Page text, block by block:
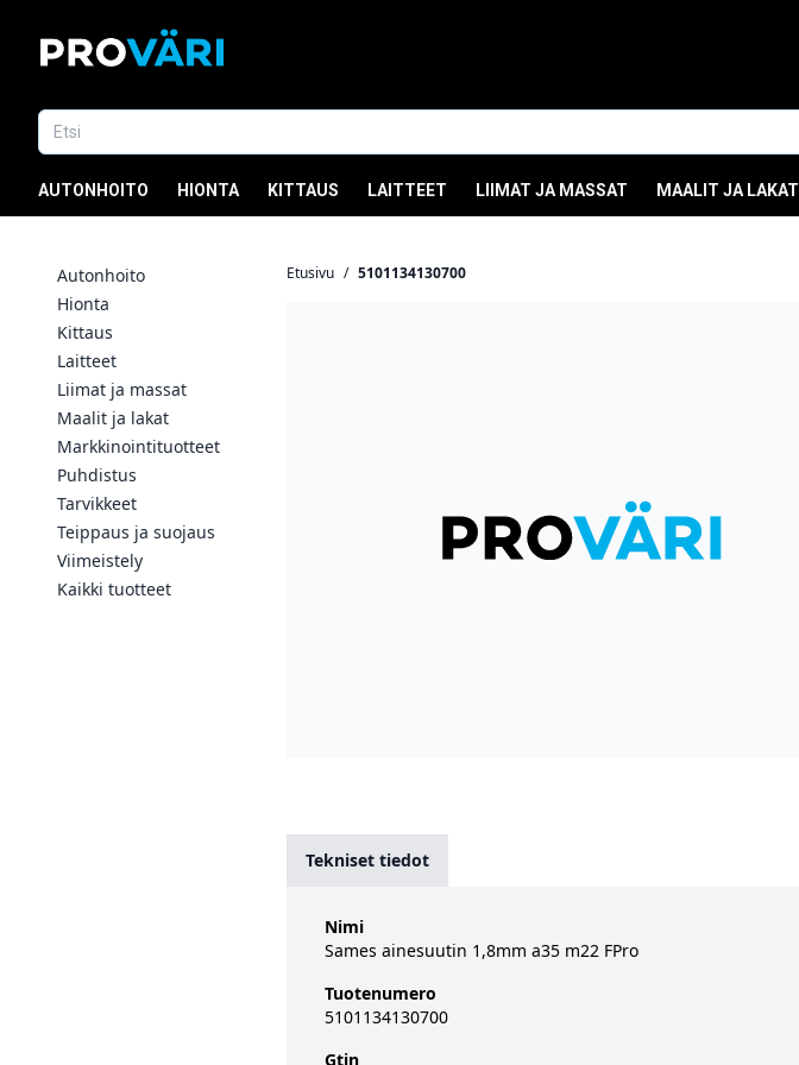
AUTONHOITO HIONTA KITTAUS LAITTEET LIIMAT JA MASSAT MAALIT JA LAKAT
Autonhoito
Hionta
Kittaus
Laitteet
Liimat ja massat
Maalit ja lakat
Markkinointituotteet
Puhdistus
Tarvikkeet
Teippaus ja suojaus
Viimeistely
Kaikki tuotteet
Etusivu / 5101134130700
Tekniset tiedot
Nimi
Sames ainesuutin 1,8mm a35 m22 FPro
Tuotenumero
5101134130700
Gtin